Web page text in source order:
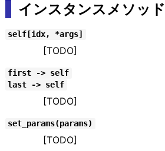
インスタンスメソッド
self[idx, *args]
[TODO]
first -> self
last -> self
[TODO]
set_params(params)
[TODO]